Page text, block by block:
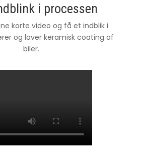
i processen
korte video og få et indblik i
og laver keramisk coating af
biler.